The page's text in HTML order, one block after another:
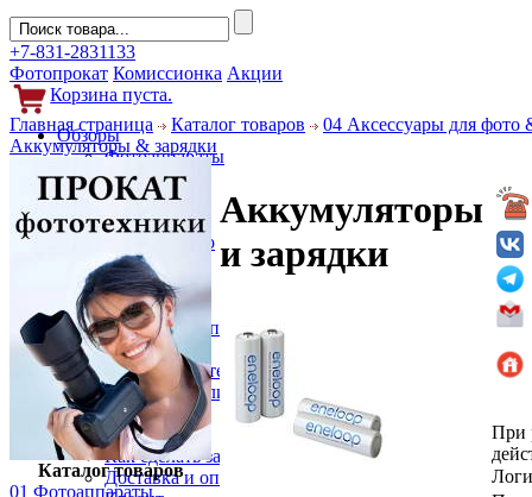
+7-831-2831133
Фотопрокат Комиссионка Акции
Корзина пуста.
Обзоры
Фотоаппараты
Объективы
Фильтры
Новости
Фото и видео
Гаджеты
Аксессуары
Слухи
Новости компании
Услуги
Прокат фототехники
Выкуп и реализация
Покупателям
Акции
Как сделать заказ
Доставка и оплата
Главная страница Каталог товаров
04 Аксессуары для фото
Аккумуляторы & зарядки
Каталог товаров
01 Фотоаппараты
Аккумуляторы
и зарядки
При